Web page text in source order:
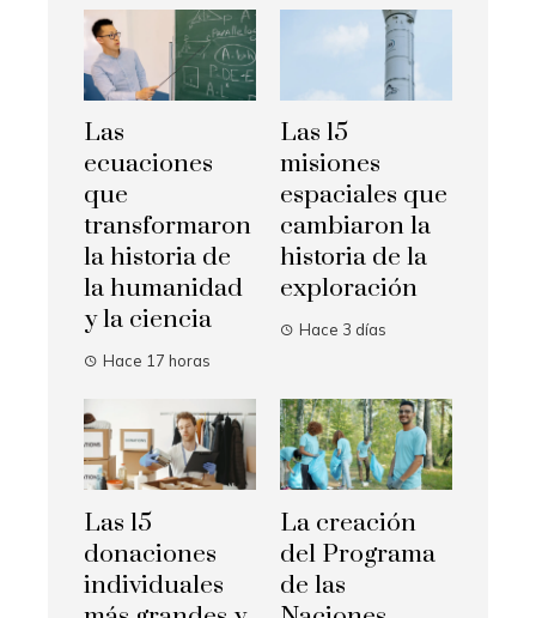
Las
ecuaciones
que
transformaron
la historia de
la humanidad
y la ciencia
Hace 17 horas
Las 15
misiones
espaciales que
cambiaron la
historia de la
exploración
Hace 3 días
Las 15
donaciones
individuales
La creación
del Programa
de las